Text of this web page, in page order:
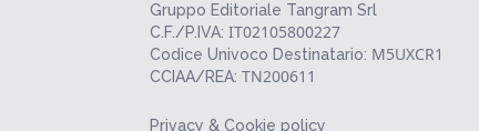
Gruppo Editoriale Tangram Srl
C.F./P.IVA: IT02105800227
Codice Univoco Destinatario: M5UXCR1
CCIAA/REA: TN200611
Privacy & Cookie policy